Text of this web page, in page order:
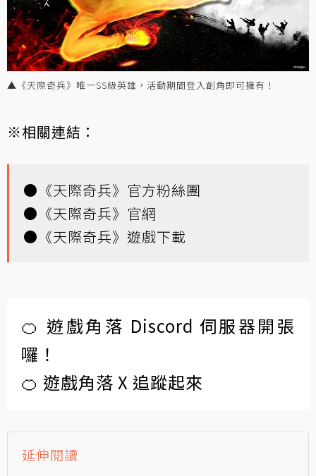
▲《天際奇兵》唯一SS級英雄，活動期間登入創角即可擁有！
※相關連結：
● 《天際奇兵》官方粉絲團
● 《天際奇兵》官網
● 《天際奇兵》遊戲下載
🍊 遊戲角落 Discord 伺服器開張
囉！
🍊 遊戲角落 X 追蹤起來
延伸閱讀